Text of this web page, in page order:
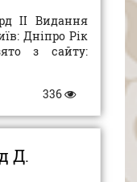
II Видання
Дніпро Рік
з сайту:
336
Д.